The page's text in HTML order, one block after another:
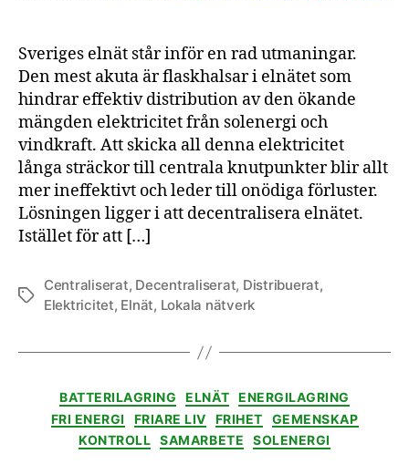
Sveriges elnät står inför en rad utmaningar.
Den mest akuta är flaskhalsar i elnätet som
hindrar effektiv distribution av den ökande
mängden elektricitet från solenergi och
vindkraft. Att skicka all denna elektricitet
långa sträckor till centrala knutpunkter blir allt
mer ineffektivt och leder till onödiga förluster.
Lösningen ligger i att decentralisera elnätet.
Istället för att […]
Etiketter
Centraliserat, Decentraliserat, Distribuerat,
Elektricitet, Elnät, Lokala nätverk
Kategorier
BATTERILAGRING ELNÄT ENERGILAGRING
FRI ENERGI
FRIARE LIV FRIHET
GEMENSKAP
KONTROLL
SAMARBETE SOLENERGI